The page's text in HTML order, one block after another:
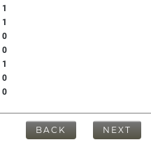
1
1
0
0
1
0
0
BACK NEXT